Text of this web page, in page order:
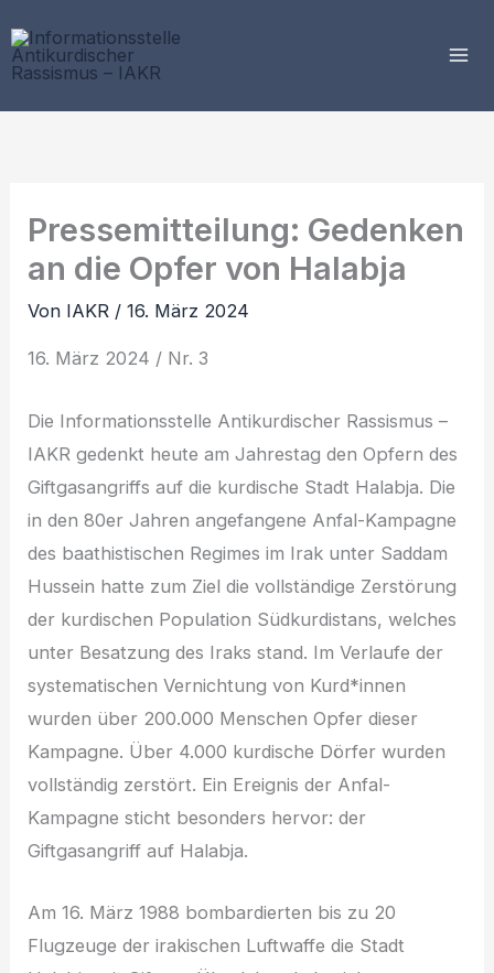
Inhalt
springen
Pressemitteilung: Gedenken
an die Opfer von Halabja
Von IAKR /16. März 2024
16. März 2024 / Nr. 3
Die Informationsstelle Antikurdischer Rassismus –
IAKR gedenkt heute am Jahrestag den Opfern des
Giftgasangriffs auf die kurdische Stadt Halabja. Die
in den 80er Jahren angefangene Anfal-Kampagne
des baathistischen Regimes im Irak unter Saddam
Hussein hatte zum Ziel die vollständige Zerstörung
der kurdischen Population Südkurdistans, welches
unter Besatzung des Iraks stand. Im Verlaufe der
systematischen Vernichtung von Kurd*innen
wurden über 200.000 Menschen Opfer dieser
Kampagne. Über 4.000 kurdische Dörfer wurden
vollständig zerstört. Ein Ereignis der Anfal-
Kampagne sticht besonders hervor: der
Giftgasangriff auf Halabja.
Am 16. März 1988 bombardierten bis zu 20
Flugzeuge der irakischen Luftwaffe die Stadt